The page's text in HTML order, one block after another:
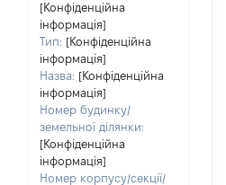
[Конфіденційна
інформація]
Тип: [Конфіденційна
інформація]
Назва: [Конфіденційна
інформація]
Номер будинку/
земельної ділянки:
[Конфіденційна
інформація]
Номер корпусу/секції/